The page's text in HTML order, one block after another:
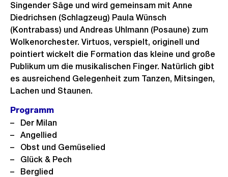
Singender Säge und wird gemeinsam mit Anne
Diedrichsen (Schlagzeug) Paula Wünsch
(Kontrabass) und Andreas Uhlmann (Posaune) zum
Wolkenorchester. Virtuos, verspielt, originell und
pointiert wickelt die Formation das kleine und große
Publikum um die musikalischen Finger. Natürlich gibt
es ausreichend Gelegenheit zum Tanzen, Mitsingen,
Lachen und Staunen.
Programm
Der Milan
Angellied
Obst und Gemüselied
Glück & Pech
Berglied